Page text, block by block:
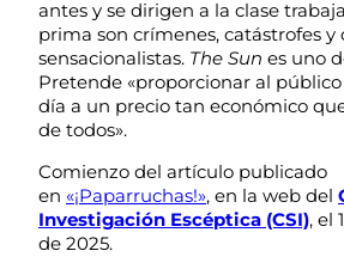
antes y se dirigen a la clase
prima son crímenes, catástrofes y
sensacionalistas. The Sun es uno
Pretende «proporcionar al
día a un precio tan económico
de todos».
Comienzo del artículo publicado
en «¡Paparruchas!», en la web del
Investigación Escéptica (CSI), el
de 2025.